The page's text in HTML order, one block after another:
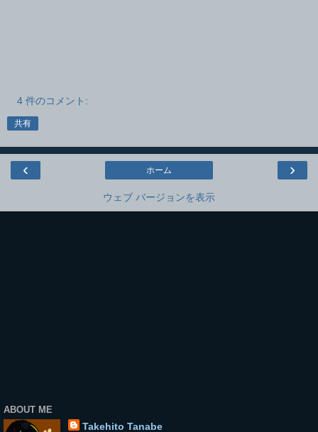
4 件のコメント:
共有
‹ ›
ホーム
ウェブ バージョンを表示
ABOUT ME
Takehito Tanabe